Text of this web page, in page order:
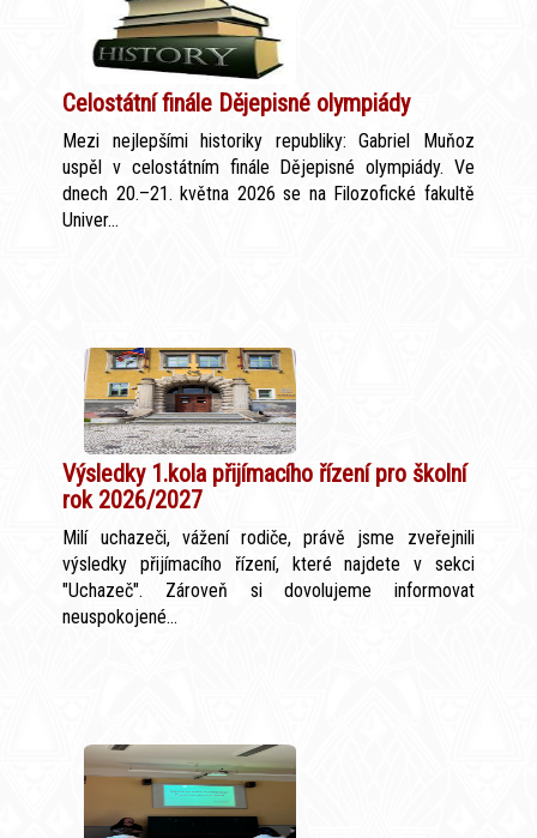
Celostátní finále Dějepisné olympiády
Mezi nejlepšími historiky republiky: Gabriel Muňoz
uspěl v celostátním finále Dějepisné olympiády. Ve
dnech 20.–21. května 2026 se na Filozofické fakultě
Univer...
Výsledky 1.kola přijímacího řízení pro školní
rok 2026/2027
Milí uchazeči, vážení rodiče, právě jsme zveřejnili
výsledky přijímacího řízení, které najdete v sekci
"Uchazeč". Zároveň si dovolujeme informovat
neuspokojené...